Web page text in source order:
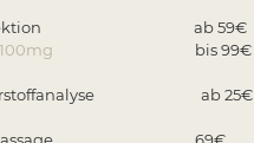
Injektion ab 59€
bis 100mg bis 99€
ab 25€